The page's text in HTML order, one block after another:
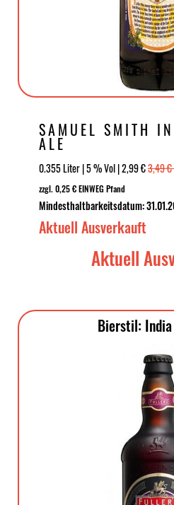
SAMUEL SMITH
ALE
0.355 Liter | 5 % Vol | 2,99 €3,49
zzgl. 0,25 € EINWEG Pfand
Mindesthaltbarkeitsdatum:
Aktuell Ausverkauft
Aktuell
Bierstil: